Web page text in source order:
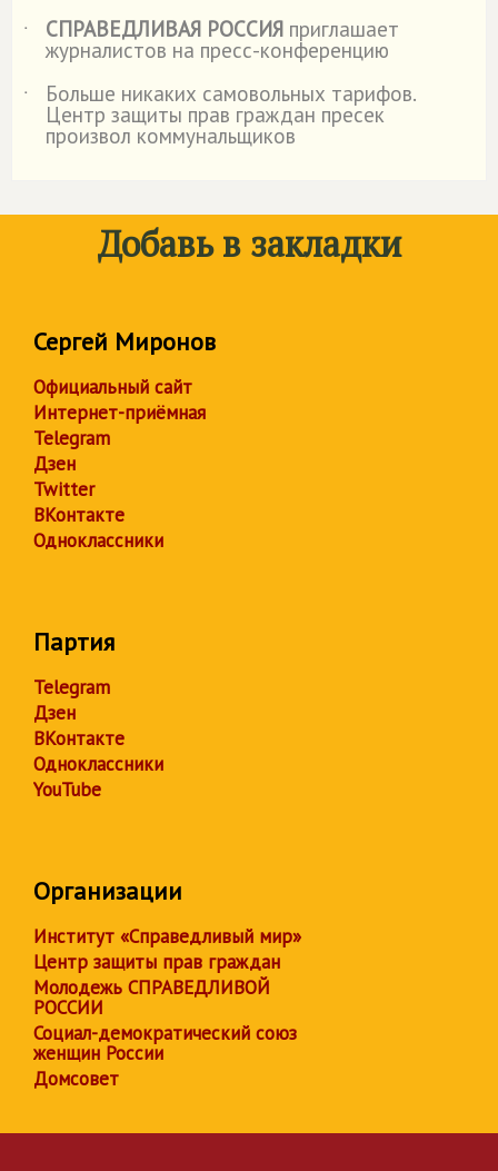
˙
СПРАВЕДЛИВАЯ РОССИЯ приглашает
журналистов на пресс-конференцию
˙
Больше никаких самовольных тарифов.
Центр защиты прав граждан пресек
произвол коммунальщиков
Добавь в закладки
Сергей Миронов
Официальный сайт
Интернет-приёмная
Telegram
Дзен
Twitter
ВКонтакте
Одноклассники
Партия
Telegram
Дзен
ВКонтакте
Одноклассники
YouTube
Организации
Институт «Справедливый мир»
Центр защиты прав граждан
Молодежь СПРАВЕДЛИВОЙ
РОССИИ
Социал-демократический союз
женщин России
Домсовет